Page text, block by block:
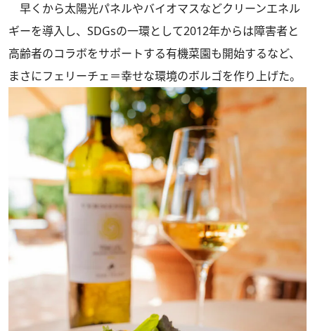
早くから太陽光パネルやバイオマスなどクリーンエネル
ギーを導入し、SDGsの一環として2012年からは障害者と
高齢者のコラボをサポートする有機菜園も開始するなど、
まさにフェリーチェ＝幸せな環境のボルゴを作り上げた。